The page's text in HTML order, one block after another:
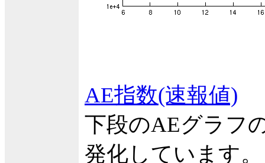
AE指数(速報値)
下段のAEグラフ
発化しています。